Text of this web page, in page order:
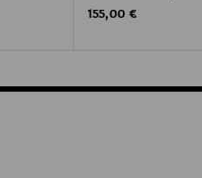
Original Price
155,00 €